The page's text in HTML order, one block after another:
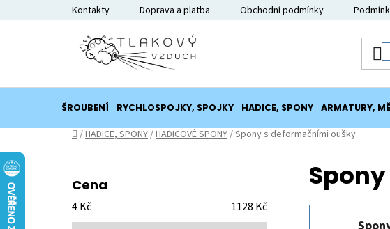
Kontakty Doprava a platba Obchodní podmínky
ŠROUBENÍ RYCHLOSPOJKY, SPOJKY HADICE, SPONY ARMATURY,
Domů
/HADICE, SPONY/HADICOVÉ SPONY/Spony s deformačními oušky
Cena
4Kč 1128 Kč